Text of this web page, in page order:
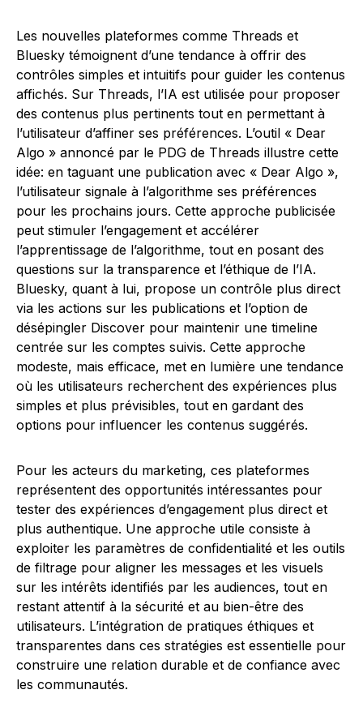
Les nouvelles plateformes comme Threads et
Bluesky témoignent d’une tendance à offrir des
contrôles simples et intuitifs pour guider les contenus
affichés. Sur Threads, l’IA est utilisée pour proposer
des contenus plus pertinents tout en permettant à
l’utilisateur d’affiner ses préférences. L’outil « Dear
Algo » annoncé par le PDG de Threads illustre cette
idée: en taguant une publication avec « Dear Algo »,
l’utilisateur signale à l’algorithme ses préférences
pour les prochains jours. Cette approche publicisée
peut stimuler l’engagement et accélérer
l’apprentissage de l’algorithme, tout en posant des
questions sur la transparence et l’éthique de l’IA.
Bluesky, quant à lui, propose un contrôle plus direct
via les actions sur les publications et l’option de
désépingler Discover pour maintenir une timeline
centrée sur les comptes suivis. Cette approche
modeste, mais efficace, met en lumière une tendance
où les utilisateurs recherchent des expériences plus
simples et plus prévisibles, tout en gardant des
options pour influencer les contenus suggérés.
Pour les acteurs du marketing, ces plateformes
représentent des opportunités intéressantes pour
tester des expériences d’engagement plus direct et
plus authentique. Une approche utile consiste à
exploiter les paramètres de confidentialité et les outils
de filtrage pour aligner les messages et les visuels
sur les intérêts identifiés par les audiences, tout en
restant attentif à la sécurité et au bien-être des
utilisateurs. L’intégration de pratiques éthiques et
transparentes dans ces stratégies est essentielle pour
construire une relation durable et de confiance avec
les communautés.